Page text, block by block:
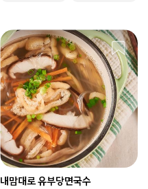
내맘대로 유부당면국수